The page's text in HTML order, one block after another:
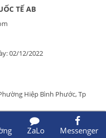
TẾ AB
02/12/2022
Hiệp Bình Phước, Tp
ZaLo Messenger